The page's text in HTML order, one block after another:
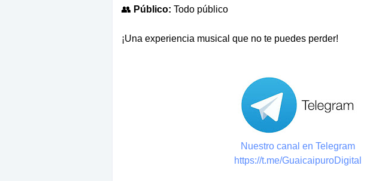
👥 Público: Todo público
¡Una experiencia musical que no te puedes perder!
Nuestro canal en Telegram
https://t.me/GuaicaipuroDigital